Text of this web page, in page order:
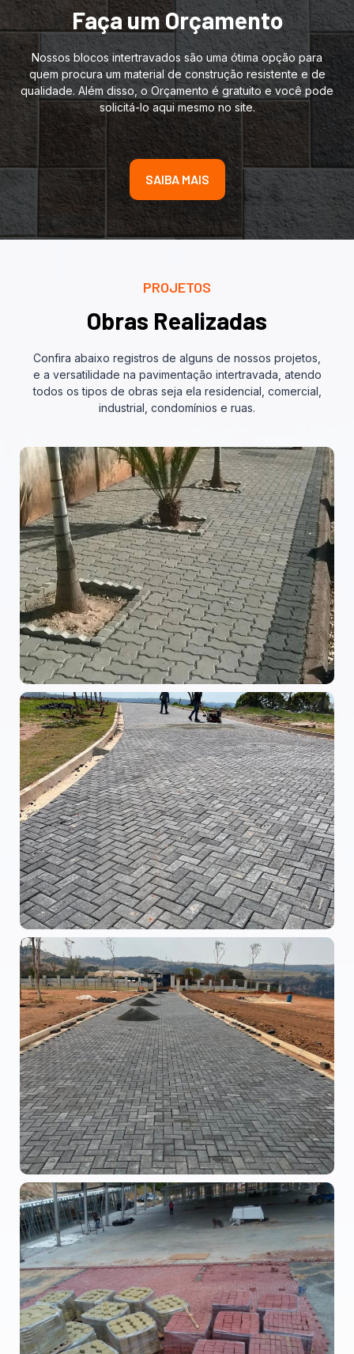
Faça um Orçamento
Nossos blocos intertravados são uma ótima opção para
quem procura um material de construção resistente e de
qualidade. Além disso, o Orçamento é gratuito e você pode
solicitá-lo aqui mesmo no site.
SAIBA MAIS
PROJETOS
Obras Realizadas
Confira abaixo registros de alguns de nossos projetos,
e a versatilidade na pavimentação intertravada, atendo
todos os tipos de obras seja ela residencial, comercial,
industrial, condomínios e ruas.